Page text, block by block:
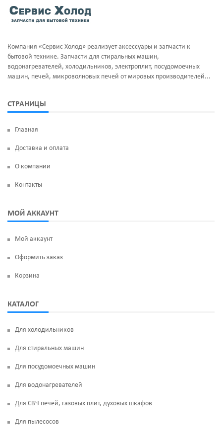
Тэны и нагреватели
Фильтра клапан шредора
Ручка люка
Суппорт и фланцы барабана
Термодатчики
УБЛ
Манжеты люка
Компания «Сервис Холод» реализует аксессуары и запчасти к
бытовой технике. Запчасти для стиральных машин,
водонагревателей, холодильников, электроплит, посудомоечных
машин, печей, микроволновых печей от мировых производителей...
СТРАНИЦЫ
Главная
Доставка и оплата
О компании
Контакты
МОЙ АККАУНТ
Мой аккаунт
Оформить заказ
Корзина
КАТАЛОГ
Для холодильников
Для стиральных машин
Для посудомоечных машин
Для водонагревателей
Для СВЧ печей, газовых плит, духовых шкафов
Для пылесосов